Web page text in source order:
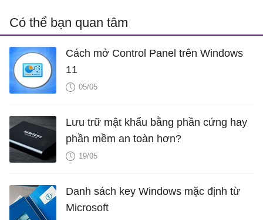
Có thể bạn quan tâm
Cách mở Control Panel trên Windows
11
05/05
Lưu trữ mật khẩu bằng phần cứng hay
phần mềm an toàn hơn?
19/05
Danh sách key Windows mặc định từ
Microsoft